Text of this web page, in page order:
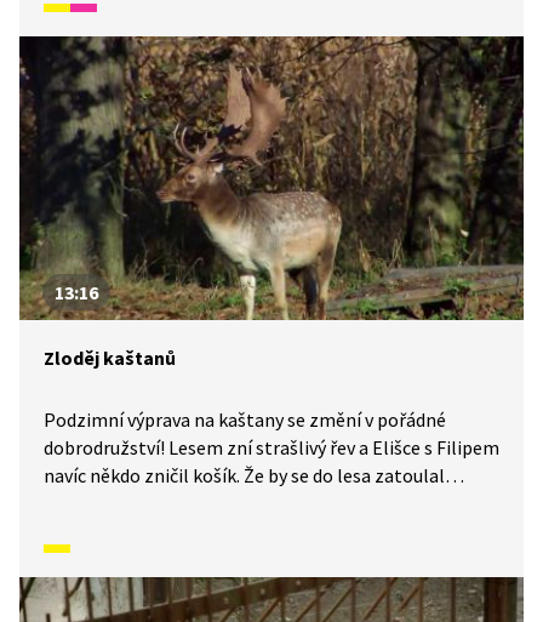
13:16
Zloděj kaštanů
Podzimní výprava na kaštany se změní v pořádné
dobrodružství! Lesem zní strašlivý řev a Elišce s Filipem
navíc někdo zničil košík. Že by se do lesa zatoulal
to je dančí rochání?